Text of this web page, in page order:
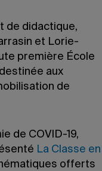
de didactique,
et Lorie-
première École
aux
de
de COVID-19,
La Classe en
offerts